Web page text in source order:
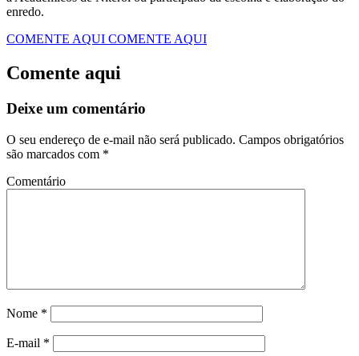
enredo.
COMENTE AQUI COMENTE AQUI
Comente aqui
Deixe um comentário
O seu endereço de e-mail não será publicado. Campos obrigatórios
são marcados com *
Comentário
Nome *
E-mail *